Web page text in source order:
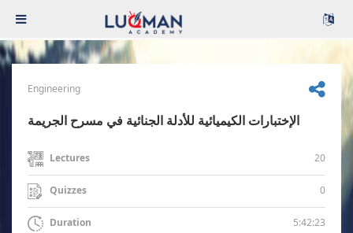
Engineering
الإختبارات الكيميائية للأدلة الجنائية في مسرح الجريمة
Lectures 20
Quizzes 0
Duration 5:42:23